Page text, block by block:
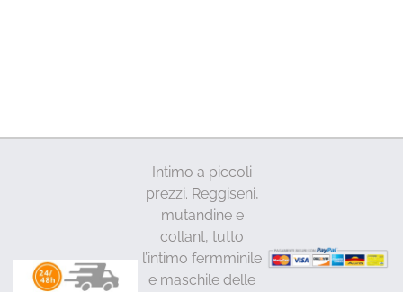
Intimo a piccoli
prezzi. Reggiseni,
mutandine e
collant, tutto
l’intimo fermminile
e maschile delle